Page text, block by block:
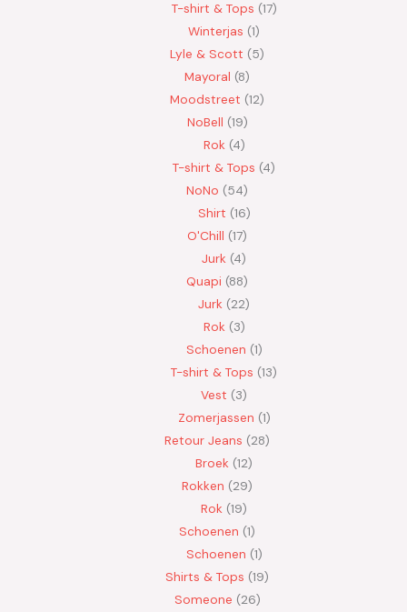
T-shirt & Tops 17
Winterjas 1
Lyle & Scott
5
Mayoral 8
Moodstreet 12
NoBell 19
Rok 4
T-shirt & Tops 4
NoNo
54
Shirt 16
O'Chill 17
Jurk 4
Quapi 88
Jurk 22
Rok 3
Schoenen 1
T-shirt & Tops 13
Vest
3
Zomerjassen 1
Retour Jeans
28
Broek 12
Rokken
29
Rok 19
Schoenen 1
Schoenen 1
Shirts & Tops 19
Someone 26